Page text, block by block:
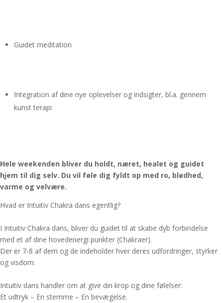
Guidet meditation
Integration af dine nye oplevelser og indsigter, bl.a. gennem
kunst terapi
Hele weekenden bliver du holdt, næret, healet og guidet
hjem til dig selv. Du vil føle dig fyldt op med ro, blødhed,
varme og velvære.
Hvad er Intuitiv Chakra dans egentlig?
I Intuitiv Chakra dans, bliver du guidet til at skabe dyb forbindelse
med et af dine hovedenergi punkter (Chakraer).
Der er 7-8 af dem og de indeholder hver deres udfordringer, styrker
og visdom.
Intuitiv dans handler om at give din krop og dine følelser:
Et udtryk – En stemme – En bevægelse.